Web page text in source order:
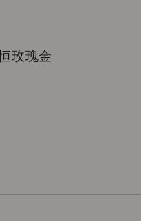
玫瑰金